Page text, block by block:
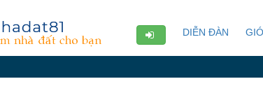
DIỄN ĐÀN